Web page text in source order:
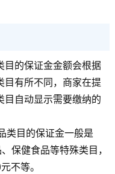
目的保证金金额会根据
目有所不同，商家在提
目自动显示需要缴纳的
类目的保证金一般是
保健食品等特殊类目，
不等。